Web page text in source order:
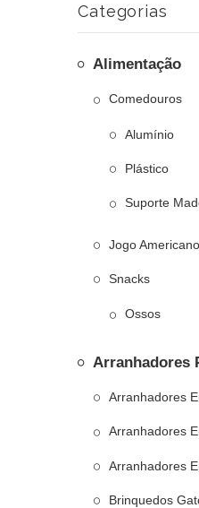
Categorias
Alimentação
Comedouros
Alumínio
Plástico
Suporte
Jogo Americano
Snacks
Ossos
Arranhadores
Arranhadores
Arranhadores
Arranhadores
Brinquedos